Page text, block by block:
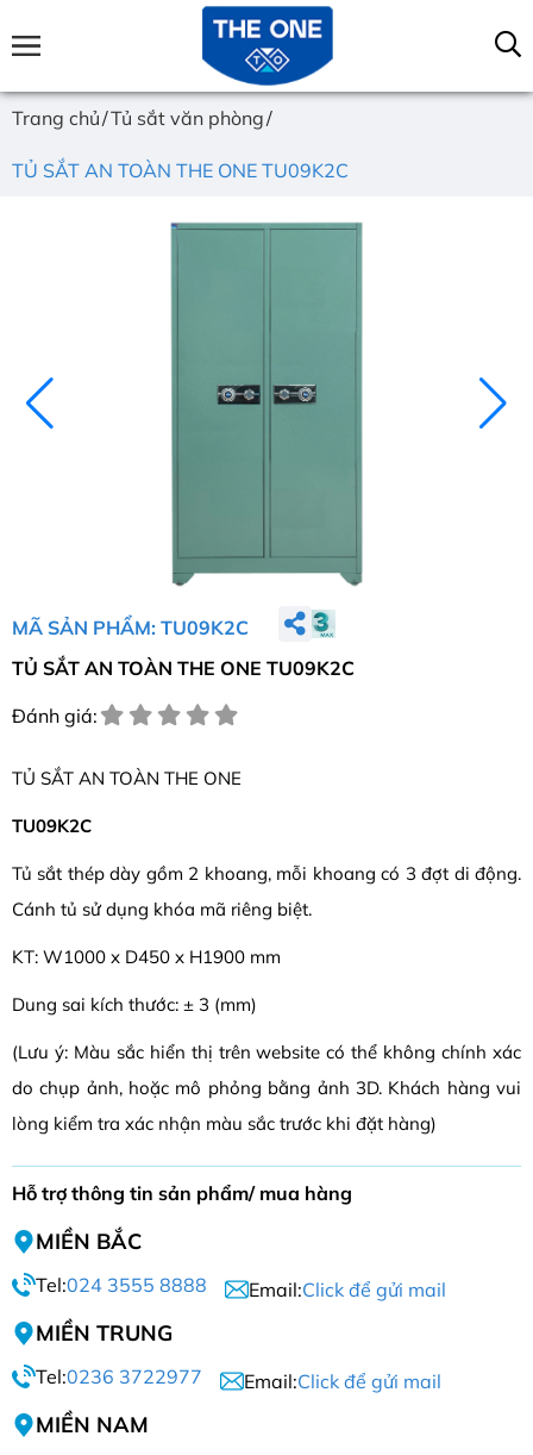
Trang chủ Tủ sắt văn phòng
TỦ SẮT AN TOÀN THE ONE TU09K2C
MÃ SẢN PHẨM: TU09K2C
TỦ SẮT AN TOÀN THE ONE TU09K2C
Đánh giá:
TỦ SẮT AN TOÀN THE ONE
TU09K2C
Tủ sắt thép dày gồm 2 khoang, mỗi khoang có 3 đợt di động.
Cánh tủ sử dụng khóa mã riêng biệt.
KT: W1000 x D450 x H1900 mm
Dung sai kích thước: ± 3 (mm)
(Lưu ý: Màu sắc hiển thị trên website có thể không chính xác
do chụp ảnh, hoặc mô phỏng bằng ảnh 3D. Khách hàng vui
lòng kiểm tra xác nhận màu sắc trước khi đặt hàng)
Hỗ trợ thông tin sản phẩm/ mua hàng
MIỀN BẮC
Tel:024 3555 8888 Email:Click để gửi mail
MIỀN TRUNG
Tel:0236 3722977 Email:Click để gửi mail
MIỀN NAM